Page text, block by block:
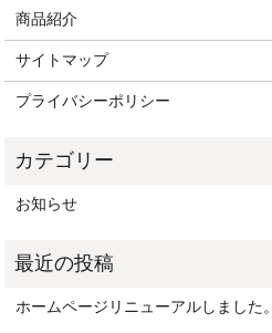
商品紹介
サイトマップ
プライバシーポリシー
お知らせ
ホームページリニューアルしました。